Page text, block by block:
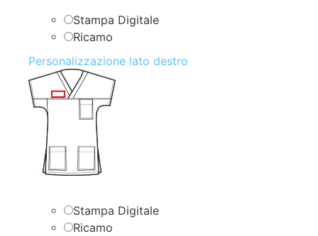
Stampa Digitale
Ricamo
Personalizzazione lato destro
Stampa Digitale
Ricamo